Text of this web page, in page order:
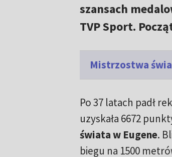
szansach
TVP Sport.
Mistrzostwa
Po 37 latach padł
uzyskała 6672
świata w Eugene.
biegu na 1500